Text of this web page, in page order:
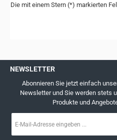
Die mit einem Stern (*) markierten
NEWSLETTER
Abonnieren Sie jetzt einfach
Newsletter und Sie werden stets
Produkte und
Mail-